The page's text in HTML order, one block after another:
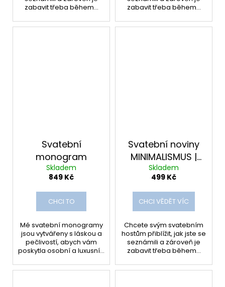
zabavit třeba během...
zabavit třeba během...
Svatební
monogram
Skladem
849 Kč
CHCI TO
Mé svatební monogramy
jsou vytvářeny s láskou a
pečlivostí, abych vám
poskytla osobní a luxusní...
Svatební noviny
MINIMALISMUS |
ŠABLONA v CANVĚ
Skladem
499 Kč
CHCI VĚDĚT VÍC
Chcete svým svatebním
hostům přiblížit, jak jste se
seznámili a zároveň je
zabavit třeba během...